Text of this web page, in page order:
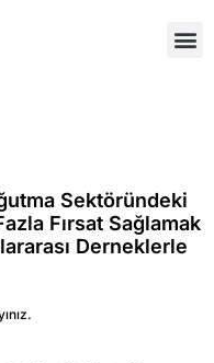
Sektöründeki
Fırsat Sağlamak
Derneklerle